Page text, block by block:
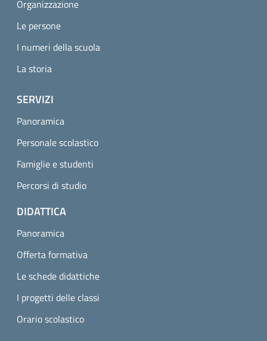
Organizzazione
Le persone
I numeri della scuola
La storia
SERVIZI
Panoramica
Personale scolastico
Famiglie e studenti
Percorsi di studio
DIDATTICA
Panoramica
Offerta formativa
Le schede didattiche
I progetti delle classi
Orario scolastico